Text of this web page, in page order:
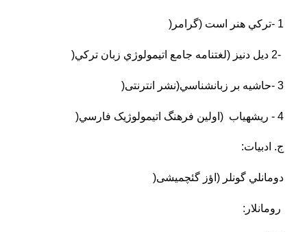
1
-ترکي هنر است (گرامر )
2- ديل دنيز (لغتنامه جامع اتيمولوژي زبان ترکي)
3
-حاشيه بر زبانشناسي(نشر انترنتی)
4
- ريشه‏ياب (اولين فرهنگ اتيمولوژيک فارسي)
ج. ادبيات:
دومانلي گونلر (اؤز گئچميشی)
رومان‏لار :